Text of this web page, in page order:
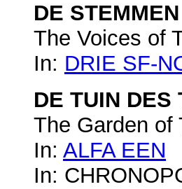
DE
The Voices of
In: DRIE SF-
DE TUIN DES
The Garden of
In: ALFA EEN
In: